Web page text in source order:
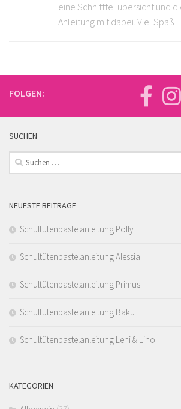
eine Schnittteilübersicht und
Anleitung mit dabei. Viel Spaß
FOLGEN:
SUCHEN
Suchen
nach:
NEUESTE BEITRÄGE
Schultütenbastelanleitung Polly
Schultütenbastelanleitung Alessia
Schultütenbastelanleitung Primus
Schultütenbastelanleitung Baku
Schultütenbastelanleitung Leni & Lino
KATEGORIEN